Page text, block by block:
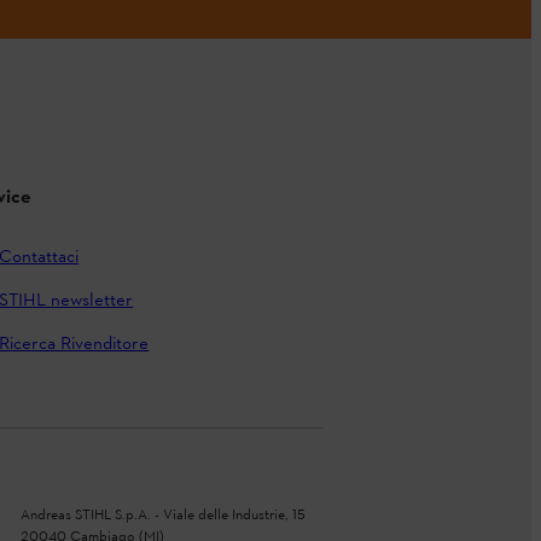
Contattaci
STIHL newsletter
Ricerca Rivenditore
Andreas STIHL S.p.A. - Viale delle Industrie, 15
20040 Cambiago (MI)